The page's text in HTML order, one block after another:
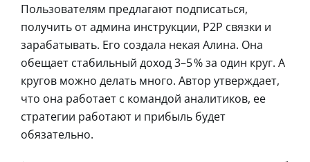
Пользователям предлагают подписаться,
получить от админа инструкции, Р2Р связки и
зарабатывать. Его создала некая Алина. Она
обещает стабильный доход 3–5 % за один круг. А
кругов можно делать много. Автор утверждает,
что она работает с командой аналитиков, ее
стратегии работают и прибыль будет
обязательно.